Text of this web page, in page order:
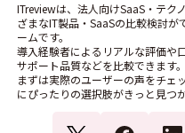
ITreviewは、法人向けSaaS・テク
ざまなIT製品・SaaSの比較検討
ームです。
導入経験者によるリアルな評価や
サポート品質などを比較できます。
まずは実際のユーザーの声をチェ
にぴったりの選択肢がきっと見つか